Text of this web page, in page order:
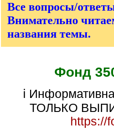
Все вопросы/
Внимательно
названия темы.
Фонд
ℹ Информативная тема (без вопросов/ответов).
ТОЛЬКО
https://